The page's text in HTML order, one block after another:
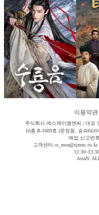
이용약관
주식회사 에스제이엠엔씨 | 대표
16층 B-1609호 (문정동, 송파테
매업 신고번
고객센터
AsiaN.